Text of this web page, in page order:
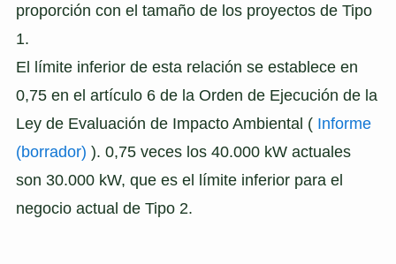
proporción con el tamaño de los proyectos de Tipo
1.
El límite inferior de esta relación se establece en
0,75 en el artículo 6 de la Orden de Ejecución de la
Ley de Evaluación de Impacto Ambiental ( Informe
(borrador) ). 0,75 veces los 40.000 kW actuales
son 30.000 kW, que es el límite inferior para el
negocio actual de Tipo 2.